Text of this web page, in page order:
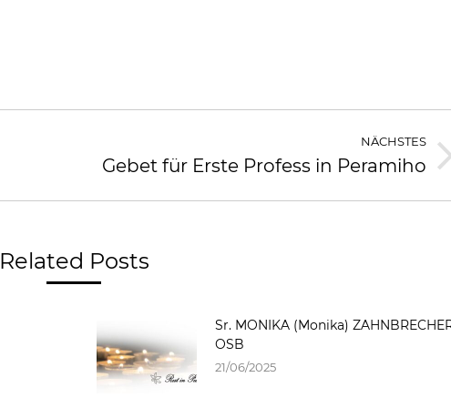
NÄCHSTES
Gebet für Erste Profess in Peramiho
Related Posts
Sr. MONIKA (Monika)
OSB
21/06/2025